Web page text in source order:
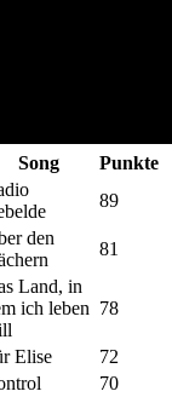
Song
Punkte
89
den
81
Land, in
ich leben 78
Elise
72
70